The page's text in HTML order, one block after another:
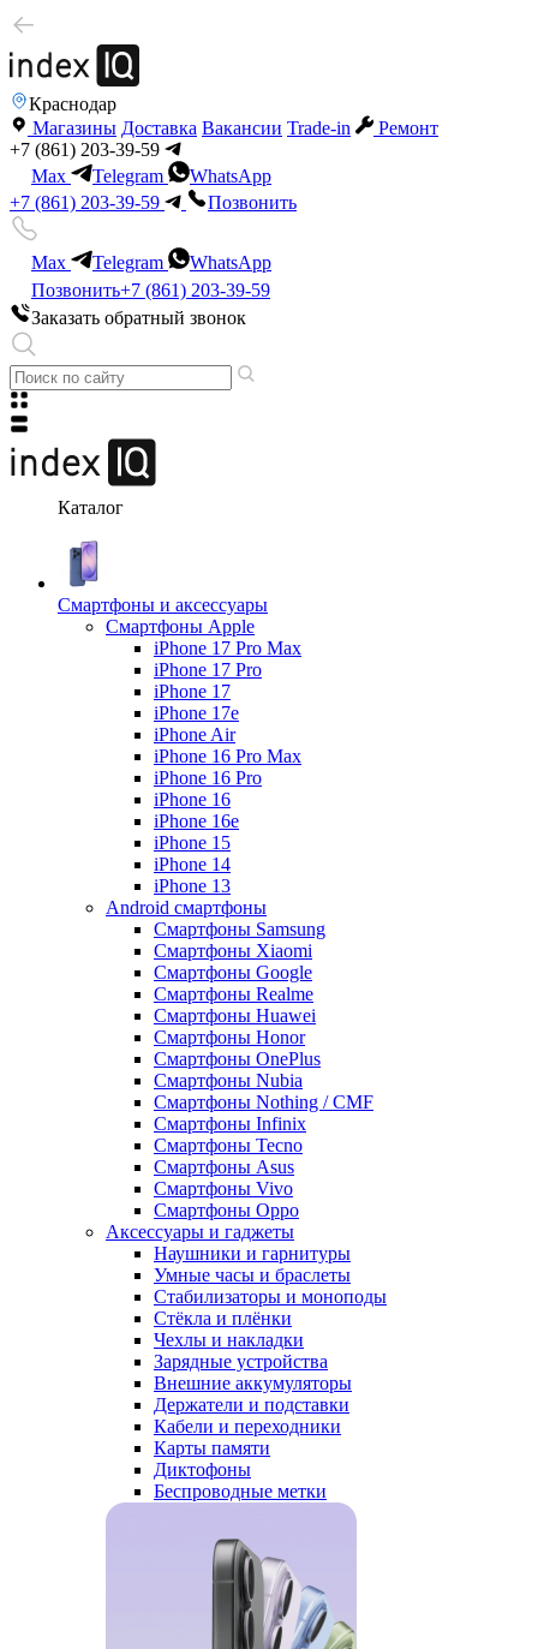
Краснодар
Магазины Доставка Вакансии Trade-in
Ремонт
+7 (861) 203-39-59
Max
Telegram
WhatsApp
+7 (861) 203-39-59
Позвонить
Max Telegram
WhatsApp
Позвонить+7 (861) 203-39-59
Заказать обратный звонок
Каталог
Смартфоны и аксессуары
Смартфоны Apple
iPhone 17 Pro Max
iPhone 17 Pro
iPhone 17
iPhone 17e
iPhone Air
iPhone 16 Pro Max
iPhone 16 Pro
iPhone 16
iPhone 16e
iPhone 15
iPhone 14
iPhone 13
Android cмартфоны
Смартфоны Samsung
Смартфоны Xiaomi
Смартфоны Google
Смартфоны Realme
Смартфоны Huawei
Смартфоны Honor
Смартфоны OnePlus
Смартфоны Nubia
Смартфоны Nothing / CMF
Смартфоны Infinix
Смартфоны Tecno
Смартфоны Asus
Смартфоны Vivo
Смартфоны Oppo
Аксессуары и гаджеты
Наушники и гарнитуры
Умные часы и браслеты
Стабилизаторы и моноподы
Стёкла и плёнки
Чехлы и накладки
Зарядные устройства
Внешние аккумуляторы
Держатели и подставки
Кабели и переходники
Карты памяти
Диктофоны
Беспроводные метки